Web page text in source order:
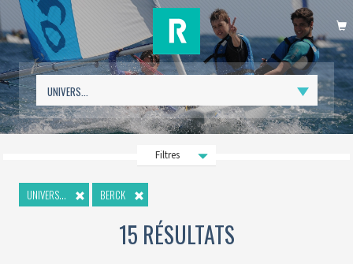
Filtres
UNIVERS... BERCK
15 RÉSULTATS